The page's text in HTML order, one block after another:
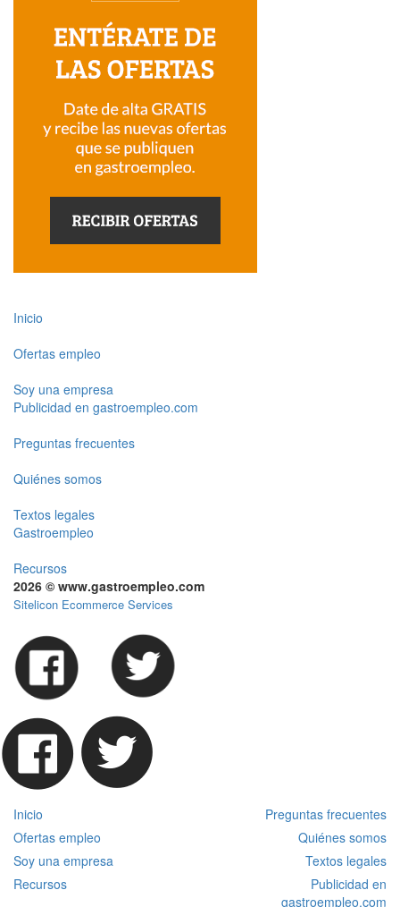
Inicio
Ofertas empleo
Soy una empresa
Publicidad en gastroempleo.com
Preguntas frecuentes
Quiénes somos
Textos legales
Gastroempleo
Recursos
2026 © www.gastroempleo.com
Sitelicon Ecommerce Services
Inicio
Preguntas frecuentes
Ofertas empleo
Quiénes somos
Soy una empresa
Textos legales
Recursos
Publicidad en
gastroempleo.com